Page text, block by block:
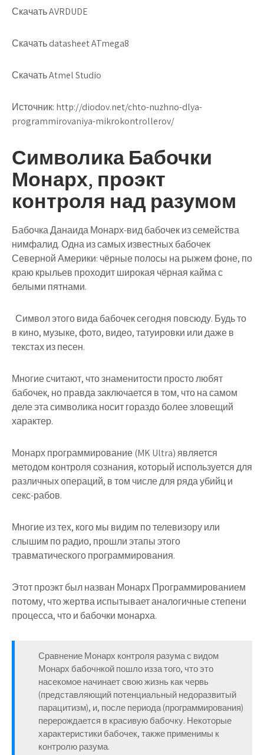
Скачать AVRDUDE
Скачать datasheet ATmega8
Скачать Atmel Studio
Источник: http://diodov.net/chto-nuzhno-dlya-
programmirovaniya-mikrokontrollerov/
Символика Бабочки
Монарх, проэкт
контроля над разумом
Бабочка Данаида Монарх-вид бабочек из семейства
нимфалид. Одна из самых известных бабочек
Северной Америки: чёрные полосы на рыжем фоне, по
краю крыльев проходит широкая чёрная кайма с
белыми пятнами.
Символ этого вида бабочек сегодня повсюду. Будь то
в кино, музыке, фото, видео, татуировки или даже в
текстах из песен.
Многие считают, что знаменитости просто любят
бабочек, но правда заключается в том, чтона самом
деле эта символика носит гораздо более зловещий
характер.
Монарх программирование (MK Ultra)является
методом контроля сознания, который используется для
различных операций, в том числе для ряда убийц и
секс-рабов.
Многие из тех, кого мы видим по телевизору или
слышим по радио, прошли этапы этого
травматического программирования.
Этот проэкт был назван Монарх Программированием
потому, что жертва испытывает аналогичные степени
процесса, что и бабочки монарха.
Сравнение Монарх контроля разума с видом
Монарх бабочнкой пошло изза того, что это
насекомое начинает свою жизнь как червь
(представляющий потенциальный недоразвитый
парацитизм), и, после периода (программирования)
перерождается в красивую бабочку. Некоторые
характеристики бабочек, также применимы к
контролю разума.